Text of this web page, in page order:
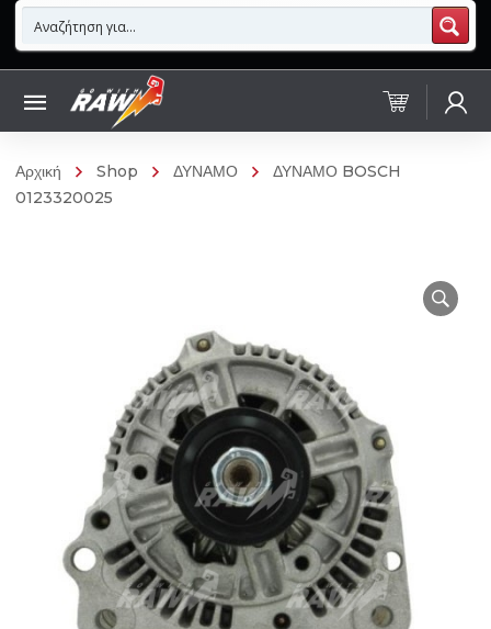
Αρχική Shop ΔΥΝΑΜΟ
ΔΥΝΑΜΟ BOSCH
0123320025